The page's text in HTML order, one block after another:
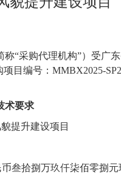
称“采购代理机构”）受广
项目编号： MMBX2025-
术要求
提升建设项目
币叁拾捌万玖仟柒佰零捌元